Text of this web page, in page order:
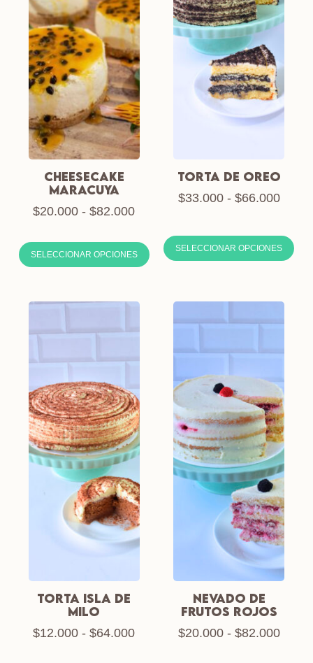
CHEESECAKE
MARACUYA
$20.000 - $82.000
SELECCIONAR OPCIONES
TORTA DE OREO
$33.000 - $66.000
SELECCIONAR OPCIONES
TORTA ISLA DE
MILO
$12.000 - $64.000
NEVADO DE
FRUTOS ROJOS
$20.000 - $82.000